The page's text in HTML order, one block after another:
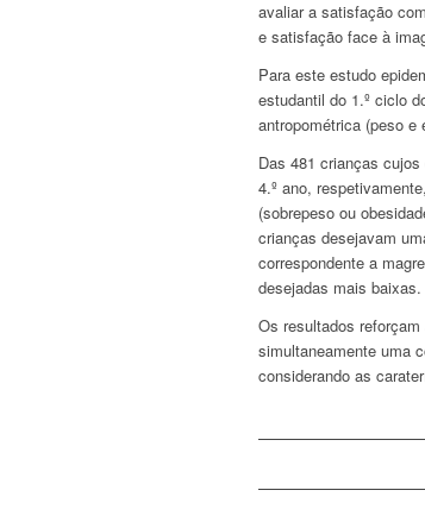
avaliar a satisfação
e satisfação face à
Para este estudo
estudantil do 1.º ciclo
antropométrica (peso e
Das 481 crianças
4.º ano,
(sobrepeso ou
crianças desejavam
correspondente a
desejadas mais baixas.
Os resultados
simultaneamente uma
considerando as